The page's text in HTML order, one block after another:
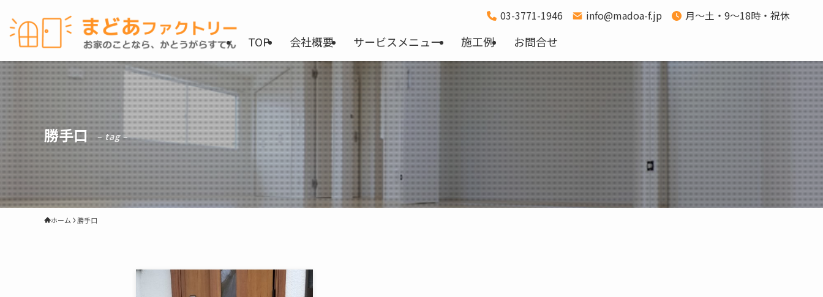
TOP 会社概要 サービスメニュー 施工例 お問合せ
03-3771-1946 info@madoa-f.jp 月～土・9～18時・祝休
勝手口 – tag –
ホーム 勝手口